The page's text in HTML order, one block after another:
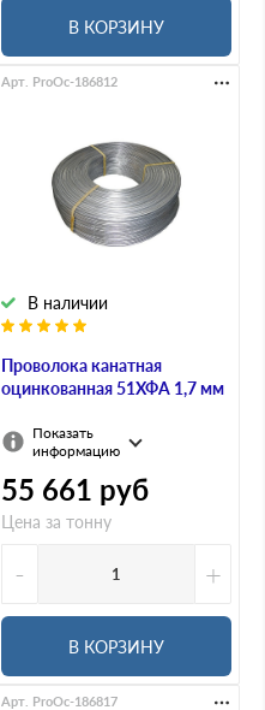
В КОРЗИНУ
Проволока канатная
оцинкованная 51ХФА 1,7 мм
В наличии
Арт. ProOc-186812
Показать
информацию
55 661 руб
Цена за тонну
- +
В КОРЗИНУ
Арт. ProOc-186817